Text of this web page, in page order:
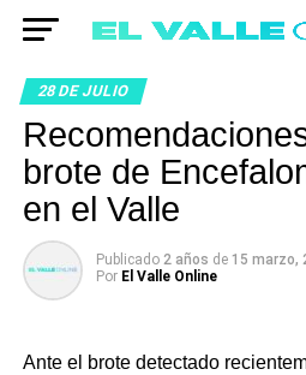
28 DE JULIO
brote de
en el Valle
Publicado 2 años de 15 marzo,
Por El Valle Online
Ante el brote detectado